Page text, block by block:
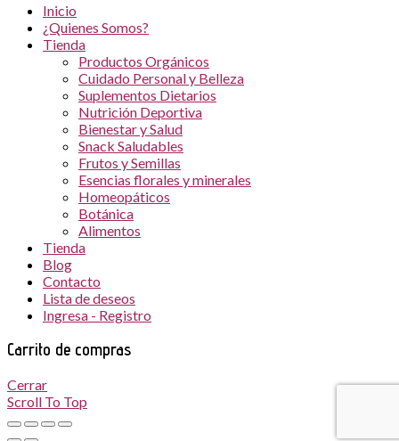
Inicio
¿Quienes Somos?
Tienda
Productos Orgánicos
Cuidado Personal y Belleza
Suplementos Dietarios
Nutrición Deportiva
Bienestar y Salud
Snack Saludables
Frutos y Semillas
Esencias florales y minerales
Homeopáticos
Botánica
Alimentos
Tienda
Blog
Contacto
Lista de deseos
Ingresa - Registro
Carrito de compras
Cerrar
Scroll To Top